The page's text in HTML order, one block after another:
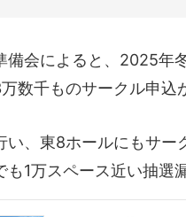
備会によると、2025年
数千ものサークル申込
い、東8ホールにもサ
1万スペース近い抽選